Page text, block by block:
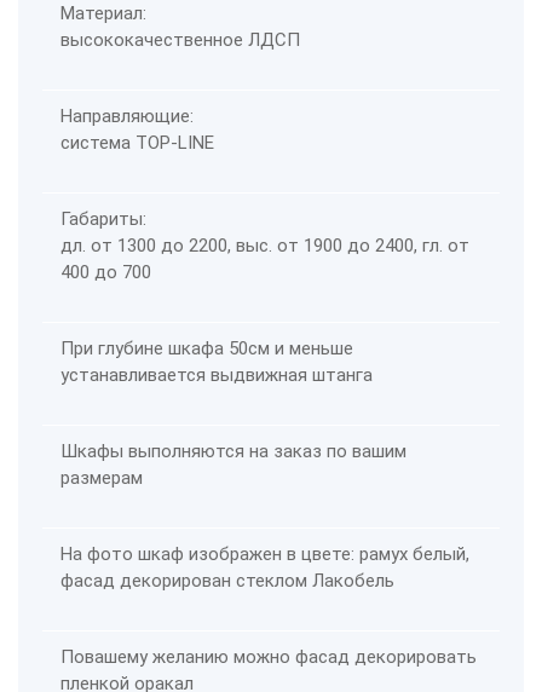
Материал:
высококачественное ЛДСП
Направляющие:
система TOP-LINE
Габариты:
дл. от 1300 до 2200, выс. от 1900 до 2400, гл. от
400 до 700
При глубине шкафа 50см и меньше
устанавливается выдвижная штанга
Шкафы выполняются на заказ по вашим
размерам
На фото шкаф изображен в цвете: рамух белый,
фасад декорирован стеклом Лакобель
Повашему желанию можно фасад декорировать
пленкой оракал